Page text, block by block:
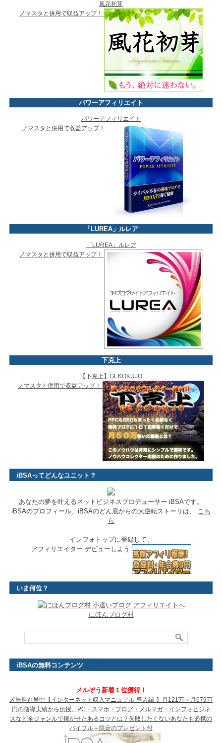
風花初芽
ノマスタと併用で収益アップ！
パワーアフィリエイト
パワーアフィリエイト
ノマスタと併用で収益アップ！
「LUREA」ルレア
「LUREA」ルレア
ノマスタと併用で収益アップ！
下克上
【下克上】GEKOKUJO
ノマスタと併用で収益アップ！
iBSAってどんなユニット？
あなたの夢を叶えるネットビジネスプロデューサー iBSAです。
iBSAのプロフィール、iBSAのどん底からの大逆転ストーリは、 こち
ら
インフォトップに登録して、
アフィリエイター デビューしよう
いま何位？
にほんブログ村
iBSAの無料コンテンツ
メルぞう新着１位獲得！
〆無料進呈中【インターネット収入マニュアル-導入編-】月121万～月679万
円の指導実績から伝授。PC・スマホ・ブログ・メルマガ・インフォビジネ
スなど全ジャンルで稼がせたあるコツとは？失敗したくないあなたも必携の
バイブル～限定のプレゼント付